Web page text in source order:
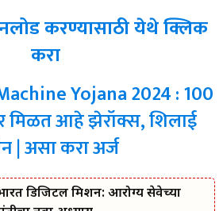
करण्यासाठी येथे क्लिक
करा
Yojana 2024 : 100
मिळत आहे झेरॉक्स, शिलाई
| असा करा अर्ज
डिजिटल मिशन: आरोग्य सेवेच्या